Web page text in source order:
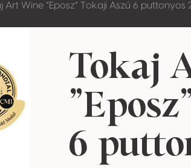
Art Wine ”Eposz” Tokaji Aszú 6 puttonyos
Tokaj
6